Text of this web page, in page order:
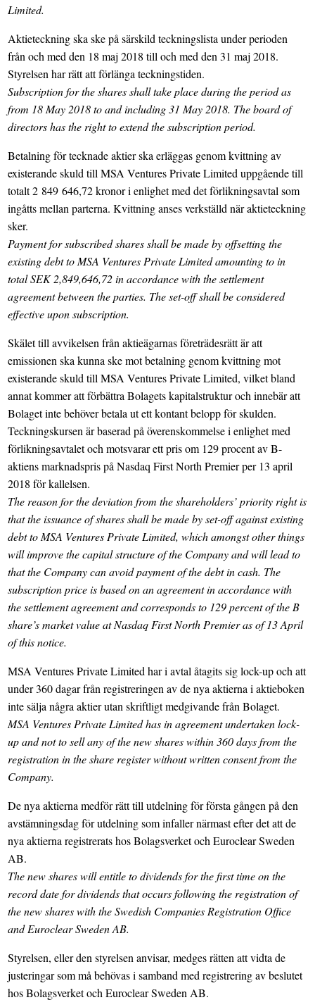
Limited.
Aktieteckning ska ske på särskild teckningslista under perioden
från och med den 18 maj 2018 till och med den 31 maj 2018.
Styrelsen har rätt att förlänga teckningstiden.
Subscription for the shares shall take place during the period as
from 18 May 2018 to and including 31 May 2018. The board of
directors has the right to extend the subscription period.
Betalning för tecknade aktier ska erläggas genom kvittning av
existerande skuld till MSA Ventures Private Limited uppgående till
totalt 2 849 646,72 kronor i enlighet med det förlikningsavtal som
ingåtts mellan parterna. Kvittning anses verkställd när aktieteckning
sker.
Payment for subscribed shares shall be made by offsetting the
existing debt to MSA Ventures Private Limited amounting to in
total SEK 2,849,646,72 in accordance with the settlement
agreement between the parties. The set-off shall be considered
effective upon subscription.
Skälet till avvikelsen från aktieägarnas företrädesrätt är att
emissionen ska kunna ske mot betalning genom kvittning mot
existerande skuld till MSA Ventures Private Limited, vilket bland
annat kommer att förbättra Bolagets kapitalstruktur och innebär att
Bolaget inte behöver betala ut ett kontant belopp för skulden.
Teckningskursen är baserad på överenskommelse i enlighet med
förlikningsavtalet och motsvarar ett pris om 129 procent av B-
aktiens marknadspris på Nasdaq First North Premier per 13 april
2018 för kallelsen.
The reason for the deviation from the shareholders’ priority right is
that the issuance of shares shall be made by set-off against existing
debt to MSA Ventures Private Limited, which amongst other things
will improve the capital structure of the Company and will lead to
that the Company can avoid payment of the debt in cash. The
subscription price is based on an agreement in accordance with
the settlement agreement and corresponds to 129 percent of the B
share’s market value at Nasdaq First North Premier as of 13 April
of this notice.
MSA Ventures Private Limited har i avtal åtagits sig lock-up och att
under 360 dagar från registreringen av de nya aktierna i aktieboken
inte sälja några aktier utan skriftligt medgivande från Bolaget.
MSA Ventures Private Limited has in agreement undertaken lock-
up and not to sell any of the new shares within 360 days from the
registration in the share register without written consent from the
Company.
De nya aktierna medför rätt till utdelning för första gången på den
avstämningsdag för utdelning som infaller närmast efter det att de
nya aktierna registrerats hos Bolagsverket och Euroclear Sweden
AB.
The new shares will entitle to dividends for the first time on the
record date for dividends that occurs following the registration of
the new shares with the Swedish Companies Registration Office
and Euroclear Sweden AB.
Styrelsen, eller den styrelsen anvisar, medges rätten att vidta de
justeringar som må behövas i samband med registrering av beslutet
hos Bolagsverket och Euroclear Sweden AB.